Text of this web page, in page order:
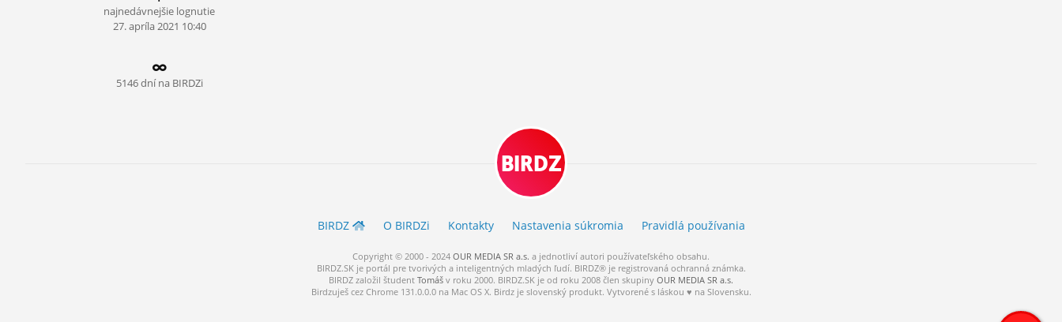
MÔJ PROFIL
ROLETA
najnedávnejšie lognutie
27.apríla2021 10:40
5146 dní na BIRDZi
BIRDZ
BIRDZ O BIRDZi Kontakty Nastavenia súkromia Pravidlá používania
Copyright © 2000 - 2024 OUR MEDIA SR a.s. a jednotliví autori používateľského obsahu.
BIRDZ.SK je portál pre tvorivých a inteligentných mladých ľudí. BIRDZ® je registrovaná ochranná známka.
BIRDZ založil študent Tomáš v roku 2000. BIRDZ.SK je od roku 2008 člen skupiny OUR MEDIA SR a.s.
Birdzuješ cez Chrome 131.0.0.0 na Mac OS X. Birdz je slovenský produkt. Vytvorené s láskou ♥ na Slovensku.